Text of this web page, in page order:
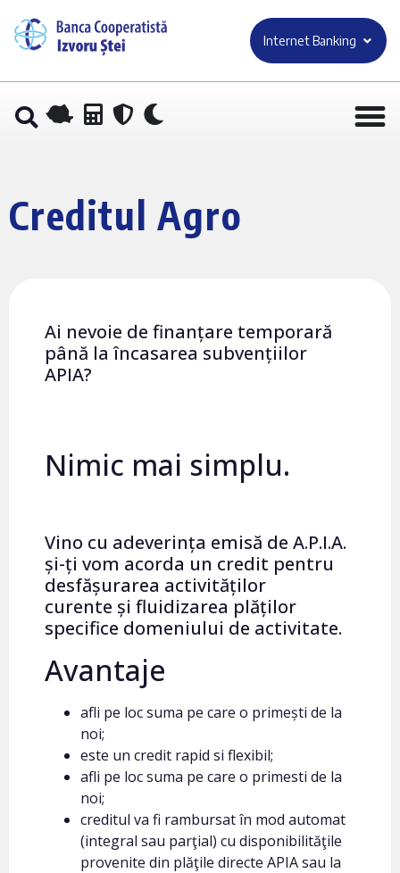
Internet Banking
Creditul Agro
Ai nevoie de finanțare temporară
până la încasarea subvențiilor
APIA?
Nimic mai simplu.
Vino cu adeverința emisă de A.P.I.A.
și-ți vom acorda un credit pentru
desfășurarea activităților
curente și fluidizarea plăților
specifice domeniului de activitate.
Avantaje
afli pe loc suma pe care o primești de la
noi;
este un credit rapid si flexibil;
afli pe loc suma pe care o primesti de la
noi;
creditul va fi rambursat în mod automat
(integral sau parţial) cu disponibilităţile
provenite din plăţile directe APIA sau la